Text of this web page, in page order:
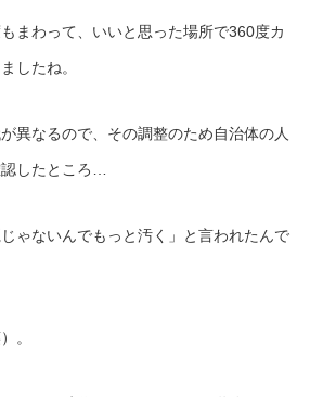
まわって、いいと思った場所で360度カ
したね。
異なるので、その調整のため自治体の人
したところ…
ゃないんでもっと汚く」と言われたんで
。